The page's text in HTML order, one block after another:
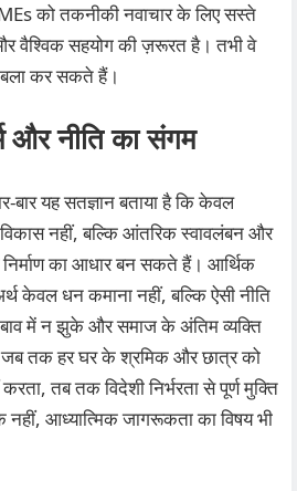
को तकनीकी नवाचार के लिए सस्ते
वैश्विक सहयोग की ज़रूरत है। तभी वे
कर सकते हैं।
और नीति का संगम
बार यह सतज्ञान बताया है कि केवल
विकास नहीं, बल्कि आंतरिक स्वावलंबन और
निर्माण का आधार बन सकते हैं। आर्थिक
केवल धन कमाना नहीं, बल्कि ऐसी नीति
में न झुके और समाज के अंतिम व्यक्ति
तक हर घर के श्रमिक और छात्र को
तब तक विदेशी निर्भरता से पूर्ण मुक्ति
आध्यात्मिक जागरूकता का विषय भी